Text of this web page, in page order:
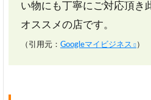
い物にも丁寧にご対応頂き
オススメの店です。
（引用元： Googleマイビジネス ）